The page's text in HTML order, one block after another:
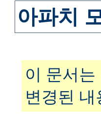
아파치
이 문서
변경된